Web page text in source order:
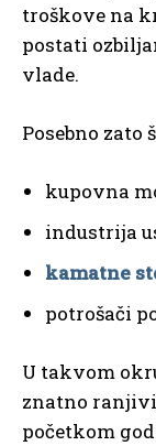
troškove na
postati
vlade.
Posebno zato
kupovna
industrija
kamatne
potrošači
U takvom
znatno
početkom